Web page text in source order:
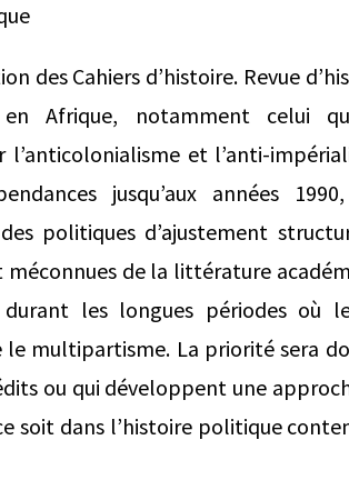
des Cahiers d’histoire. Revue
Afrique, notamment celui
et l’anti-
jusqu’aux années
politiques d’ajustement
méconnues de la littérature
les longues périodes où
multipartisme. La priorité sera
ou qui développent une
soit dans l’histoire politique